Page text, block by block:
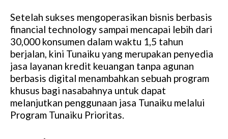
Setelah sukses mengoperasikan bisnis berbasis
financial technology sampai mencapai lebih dari
30,000 konsumen dalam waktu 1,5 tahun
berjalan, kini Tunaiku yang merupakan penyedia
jasa layanan kredit keuangan tanpa agunan
berbasis digital menambahkan sebuah program
khusus bagi nasabahnya untuk dapat
melanjutkan penggunaan jasa Tunaiku melalui
Program Tunaiku Prioritas.